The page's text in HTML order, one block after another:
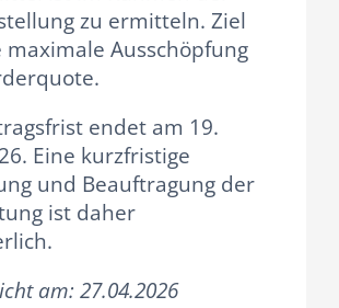
zu ermitteln. Ziel
maximale Ausschöpfung
endet am 19.
Eine kurzfristige
und Beauftragung der
ist daher
am: 27.04.2026